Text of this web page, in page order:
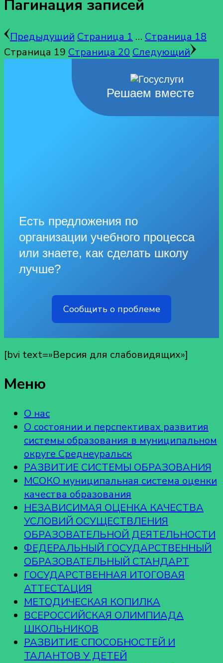
Пагинация записей
Предыдущий Страница 1 … Страница 18
Страница 19 Страница 20 Следующий
Решаем вместе
Есть предложения по
организации учебного процесса
или знаете, как сделать школу
лучше?
Сообщить о проблеме
[bvi text=»Версия для слабовидящих»]
Меню
О нас
О состоянии и перспективах развития
системы образования в муниципальном
округе Среднеуральск
РАЗВИТИЕ СИСТЕМЫ ОБРАЗОВАНИЯ
МСОКО муниципальная система оценки
качества образования
НЕЗАВИСИМАЯ ОЦЕНКА КАЧЕСТВА
УСЛОВИЙ ОСУЩЕСТВЛЕНИЯ
ОБРАЗОВАТЕЛЬНОЙ ДЕЯТЕЛЬНОСТИ
ФЕДЕРАЛЬНЫЙ ГОСУДАРСТВЕННЫЙ
ОБРАЗОВАТЕЛЬНЫЙ СТАНДАРТ
ГОСУДАРСТВЕННАЯ ИТОГОВАЯ
АТТЕСТАЦИЯ
МЕТОДИЧЕСКАЯ КОПИЛКА
ВСЕРОССИЙСКАЯ ОЛИМПИАДА
ШКОЛЬНИКОВ
РАЗВИТИЕ СПОСОБНОСТЕЙ И
ТАЛАНТОВ У ДЕТЕЙ